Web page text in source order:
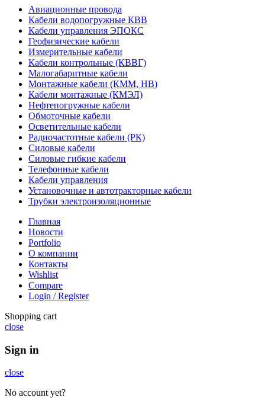
Авиационные провода
Кабели водопогружные КВВ
Кабели управления ЭПОКС
Геофизические кабели
Измерительные кабели
Кабели контрольные (КВВГ)
Малогабаритные кабели
Монтажные кабели (КММ, НВ)
Кабели монтажные (КМЭЛ)
Нефтепогружные кабели
Обмоточные кабели
Осветительные кабели
Радиочастотные кабели (РК)
Силовые кабели
Силовые гибкие кабели
Телефонные кабели
Кабели управления
Установочные и автотракторные кабели
Трубки электроизоляционные
Главная
Новости
Portfolio
О компании
Контакты
Wishlist
Compare
Login / Register
Shopping cart
close
Sign in
close
No account yet?